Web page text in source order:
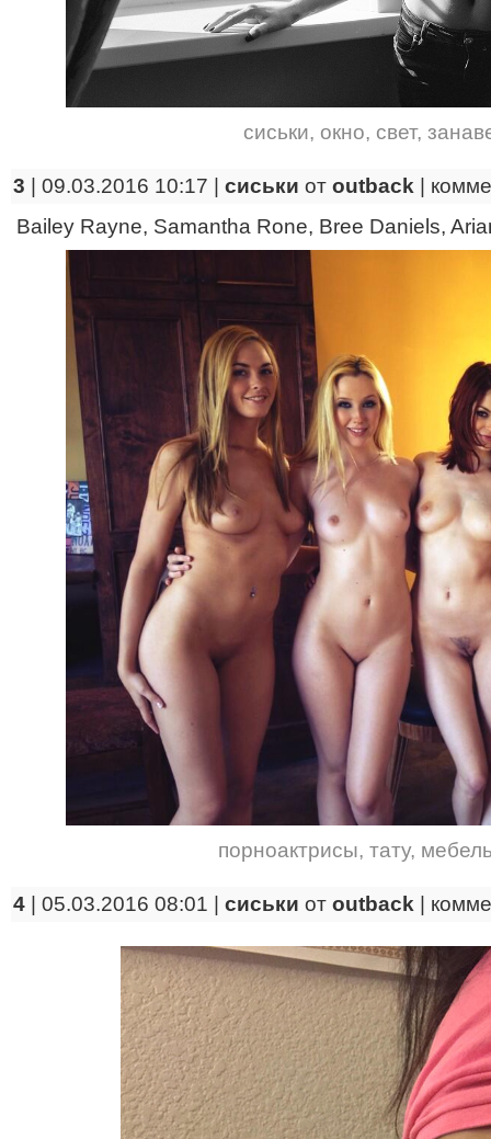
сиськи, окно, свет,
3 | 09.03.2016 10:17 | сиськи от outback
Bailey Rayne, Samantha Rone, Bree Daniels,
порноактрисы, тату,
4 | 05.03.2016 08:01 | сиськи от outback